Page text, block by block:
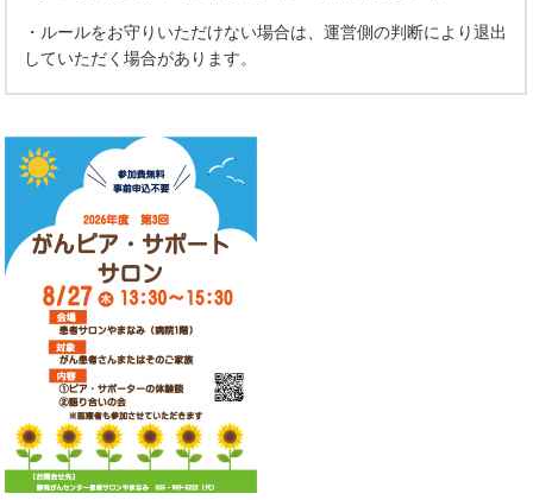
・ルールをお守りいただけない場合は、運営側の判断により退出
していただく場合があります。